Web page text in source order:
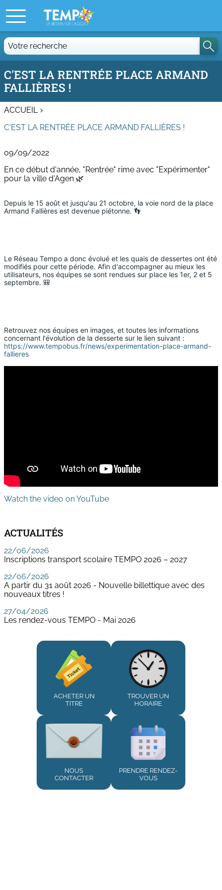
Votre
recherche
C'EST LA RENTRÉE PLACE ARMAND
FALLIÈRES !
ACCUEIL
C'EST LA RENTRÉE PLACE ARMAND FALLIÈRES !
09/09/2022
En ce début d'année, "Rentrée" rime avec "Expérimenter"
pour la ville d'Agen 🌿
Depuis le 15 août et jusqu'au 21 octobre, la voie nord de la place
Armand Fallières est devenue piétonne. 👣
Le Réseau Tempo a donc évolué et les quais de dessertes ont été
modifiés pour cette période. Afin d'accompagner au mieux les
utilisateurs, nos équipes se sont rendues sur place les 1er, 2 et 5
septembre. 🎒
Retrouvez nos équipes en images, et toutes les informations
https://www.tempobus.fr/news/experimentation-place-armand-
fallieres
Watch the video on YouTube
ACTUALITÉS
22/06/2026
Inscriptions transport scolaire TEMPO 2026 – 2027
22/06/2026
A partir du 31 août 2026 - Nouvelle billettique avec des
nouveaux titres !
27/04/2026
Les rendez-vous TEMPO - Mai 2026
ACHETER UN
TITRE
TROUVER UN
HORAIRE
NOUS
CONTACTER
PRENDRE RENDEZ-
VOUS